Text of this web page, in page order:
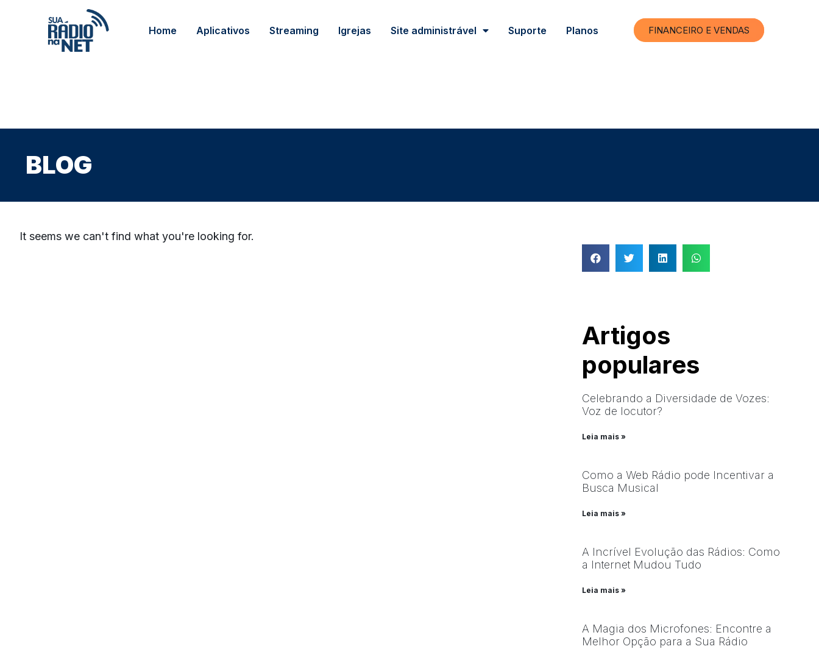
Home Aplicativos Streaming Igrejas Site administrável Suporte Planos FINANCEIRO E VENDAS
BLOG
It seems we can't find what you're looking for.
Artigos
populares
Celebrando a Diversidade de Vozes:
Voz de locutor?
Leia mais »
Como a Web Rádio pode Incentivar a
Busca Musical
Leia mais »
A Incrível Evolução das Rádios: Como
a Internet Mudou Tudo
Leia mais »
A Magia dos Microfones: Encontre a
Melhor Opção para a Sua Rádio